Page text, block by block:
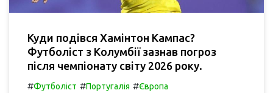
Куди подівся Хамінтон Кампас?
Футболіст з Колумбії зазнав погроз
після чемпіонату світу 2026 року.
#Футболіст #Португалія #Європа